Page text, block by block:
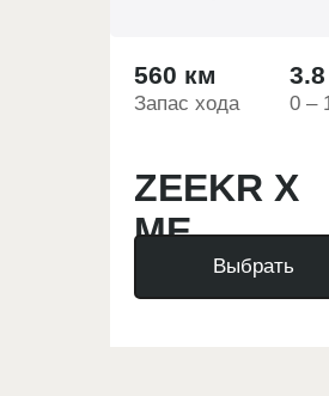
ZEEKR X
ME
Выбрать
560 км
Запас хода 0 –